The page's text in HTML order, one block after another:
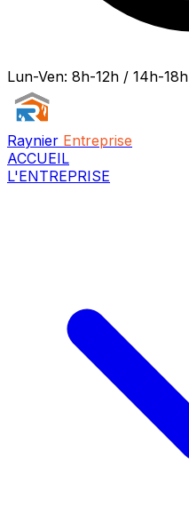
Lun-Ven: 8h-12h / 14h-18h
Raynier Entreprise
ACCUEIL
L'ENTREPRISE